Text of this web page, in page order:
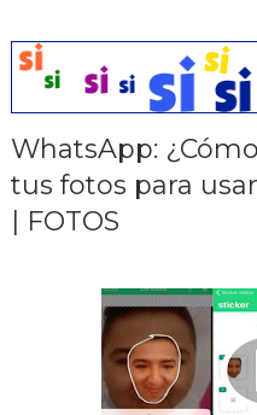
WhatsApp:
tus fotos para
| FOTOS